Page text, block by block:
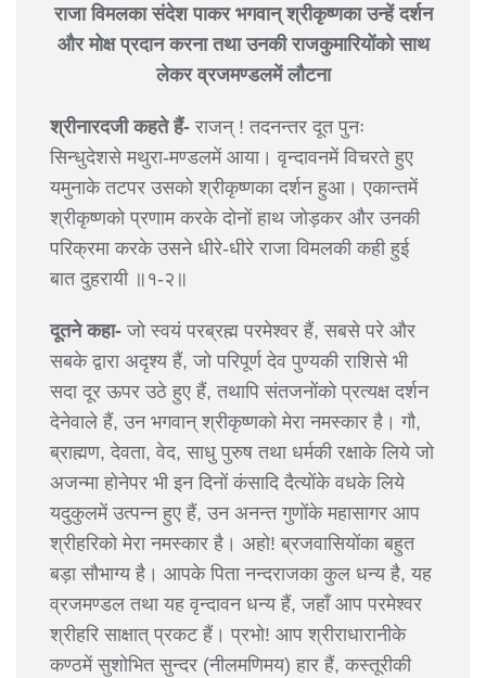
राजा विमलका संदेश पाकर भगवान् श्रीकृष्णका उन्हें दर्शन
और मोक्ष प्रदान करना तथा उनकी राजकुमारियोंको साथ
लेकर व्रजमण्डलमें लौटना
श्रीनारदजी कहते हैं- राजन् ! तदनन्तर दूत पुनः
सिन्धुदेशसे मथुरा-मण्डलमें आया। वृन्दावनमें विचरते हुए
यमुनाके तटपर उसको श्रीकृष्णका दर्शन हुआ। एकान्तमें
श्रीकृष्णको प्रणाम करके दोनों हाथ जोड़कर और उनकी
परिक्रमा करके उसने धीरे-धीरे राजा विमलकी कही हुई
बात दुहरायी ॥१-२॥
दूतने कहा- जो स्वयं परब्रह्म परमेश्वर हैं, सबसे परे और
सबके द्वारा अदृश्य हैं, जो परिपूर्ण देव पुण्यकी राशिसे भी
सदा दूर ऊपर उठे हुए हैं, तथापि संतजनोंको प्रत्यक्ष दर्शन
देनेवाले हैं, उन भगवान् श्रीकृष्णको मेरा नमस्कार है। गौ,
ब्राह्मण, देवता, वेद, साधु पुरुष तथा धर्मकी रक्षाके लिये जो
अजन्मा होनेपर भी इन दिनों कंसादि दैत्योंके वधके लिये
यदुकुलमें उत्पन्न हुए हैं, उन अनन्त गुणोंके महासागर आप
श्रीहरिको मेरा नमस्कार है। अहो! ब्रजवासियोंका बहुत
बड़ा सौभाग्य है। आपके पिता नन्दराजका कुल धन्य है, यह
व्रजमण्डल तथा यह वृन्दावन धन्य हैं, जहाँ आप परमेश्वर
श्रीहरि साक्षात् प्रकट हैं। प्रभो! आप श्रीराधारानीके
कण्ठमें सुशोभित सुन्दर (नीलमणिमय) हार हैं, कस्तूरीकी